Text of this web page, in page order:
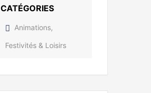
CATÉGORIES
Animations,
Festivités & Loisirs